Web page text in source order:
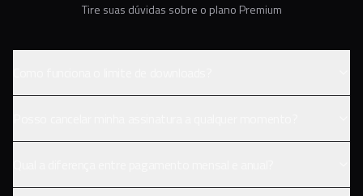
Tire suas dúvidas sobre o plano Premium